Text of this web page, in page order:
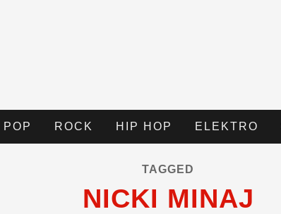
POP ROCK HIP HOP ELEKTRO
TAGGED
NICKI MINAJ